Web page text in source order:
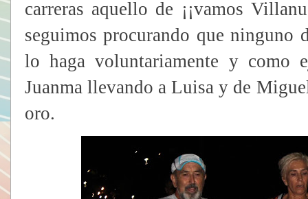
carreras aquello de ¡¡vamos
seguimos procurando que ninguno
lo haga voluntariamente y como
Juanma llevando a Luisa y de
oro.